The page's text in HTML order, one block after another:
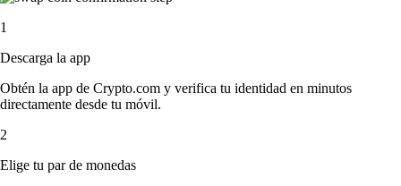
1
Descarga la app
Obtén la app de Crypto.com y verifica tu identidad en minutos
directamente desde tu móvil.
2
Elige tu par de monedas